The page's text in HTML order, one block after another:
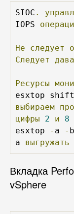
SIOC .
IOPS
Не следует
Следует
Ресурсы
esxtop shift
выбираем
цифры
2 и 8
esxtop
- a -
a выгружать
Вкладка
vSphere